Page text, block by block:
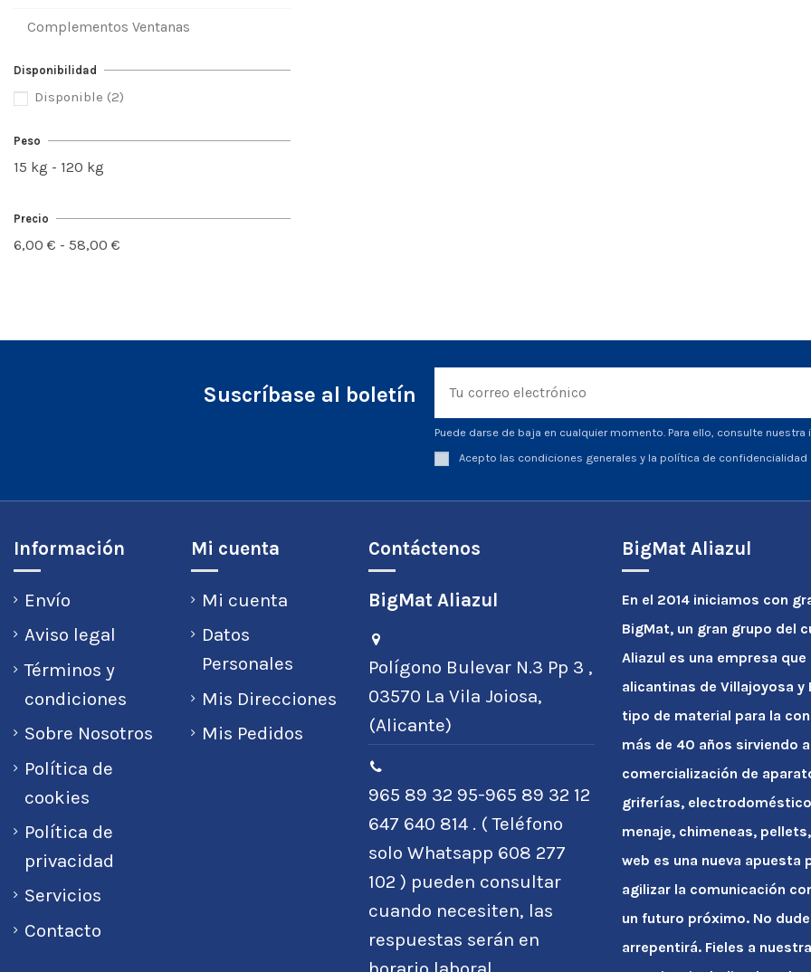
Complementos Ventanas
Disponibilidad
Disponible (2)
Peso
15 kg - 120 kg
Precio
6,00 € - 58,00 €
Suscríbase al boletín
Puede darse de baja en cualquier momento. Para ello, consulte
Acepto las condiciones generales y la política de confidencialidad
Información
Envío
Aviso legal
Términos y
condiciones
Sobre Nosotros
Política de
cookies
Política de
privacidad
Servicios
Contacto
Mi cuenta
Mi cuenta
Datos
Personales
Mis Direcciones
Mis Pedidos
Contáctenos
BigMat Aliazul
Polígono Bulevar N.3 Pp 3 ,
03570 La Vila Joiosa,
(Alicante)
965 89 32 95-965 89 32 12
647 640 814 . ( Teléfono
solo Whatsapp 608 277
102 ) pueden consultar
cuando necesiten, las
respuestas serán en
BigMat Aliazul
En el 2014 iniciamos con
BigMat, un gran grupo del
Aliazul es una empresa
alicantinas de Villajoyosa
tipo de material para la
más de 40 años sirviendo
comercialización de
griferías,
menaje, chimeneas,
web es una nueva
agilizar la comunicación
un futuro próximo. No
arrepentirá. Fieles a